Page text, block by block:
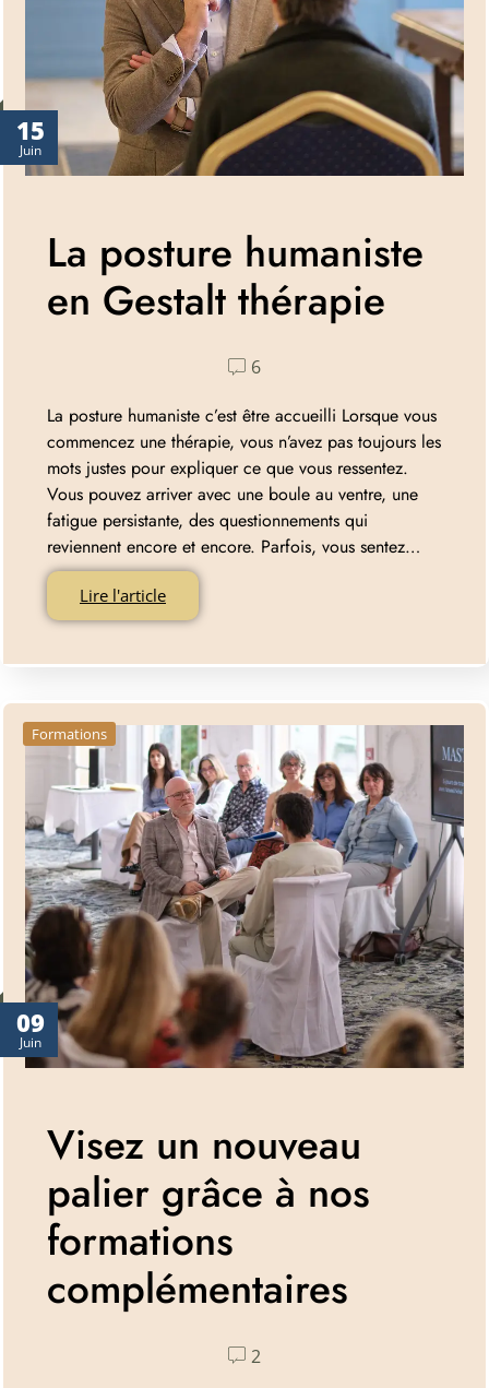
15
Juin
La posture humaniste
en Gestalt thérapie
6
La posture humaniste c’est être accueilli Lorsque vous
commencez une thérapie, vous n’avez pas toujours les
mots justes pour expliquer ce que vous ressentez.
Vous pouvez arriver avec une boule au ventre, une
fatigue persistante, des questionnements qui
reviennent encore et encore. Parfois, vous sentez…
Lire l'article
09
Juin
Formations
Visez un nouveau
palier grâce à nos
formations
complémentaires
2